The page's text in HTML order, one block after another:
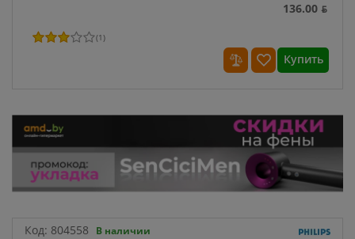
136.00 ƃ
(1)
Купить
Код: 804558 В наличии